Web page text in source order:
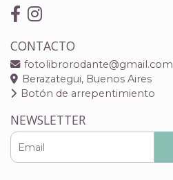
CONTACTO
fotolibrorodante@gmail.com
Berazategui, Buenos Aires
Botón de arrepentimiento
NEWSLETTER